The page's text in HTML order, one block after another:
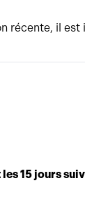
récente, il
15 jours